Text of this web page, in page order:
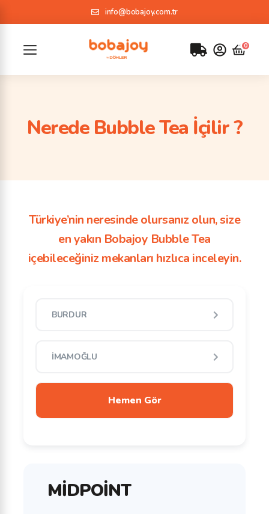
info@bobajoy.com.tr
Nerede Bubble Tea İçilir ?
Türkiye’nin neresinde olursanız olun, size
en yakın Bobajoy Bubble Tea
içebileceğiniz mekanları hızlıca inceleyin.
MİDPOİNT